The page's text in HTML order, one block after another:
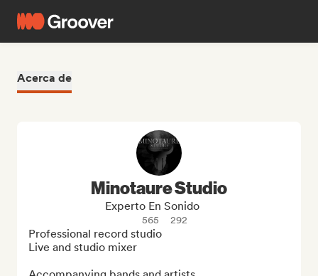
Acerca de
Minotaure Studio
Experto En Sonido
565 292
Professional record studio
Live and studio mixer